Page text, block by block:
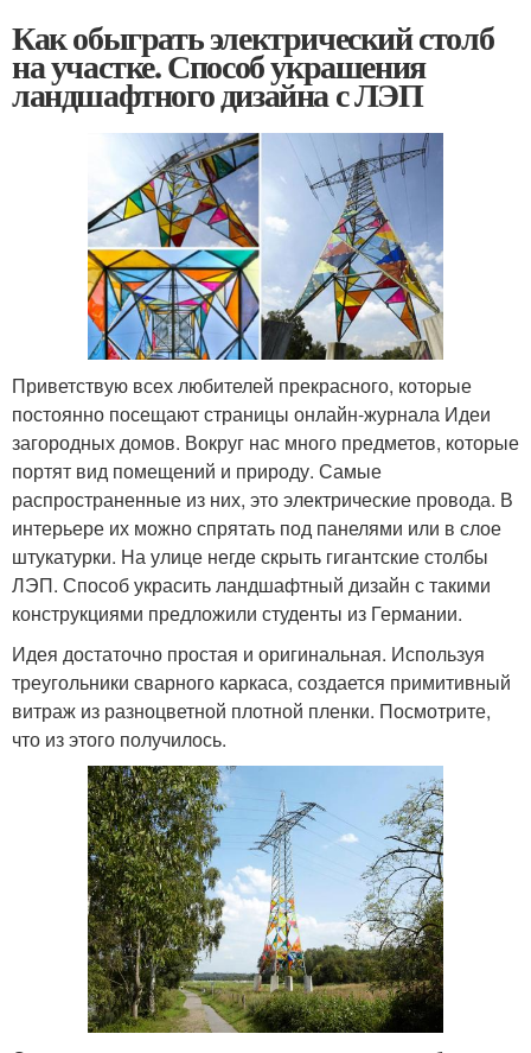
Как обыграть электрический столб
на участке. Способ украшения
ландшафтного дизайна с ЛЭП
Приветствую всех любителей прекрасного, которые
постоянно посещают страницы онлайн-журнала Идеи
загородных домов. Вокруг нас много предметов, которые
портят вид помещений и природу. Самые
распространенные из них, это электрические провода. В
интерьере их можно спрятать под панелями или в слое
штукатурки. На улице негде скрыть гигантские столбы
ЛЭП. Способ украсить ландшафтный дизайн с такими
конструкциями предложили студенты из Германии.
Идея достаточно простая и оригинальная. Используя
треугольники сварного каркаса, создается примитивный
витраж из разноцветной плотной пленки. Посмотрите,
что из этого получилось.